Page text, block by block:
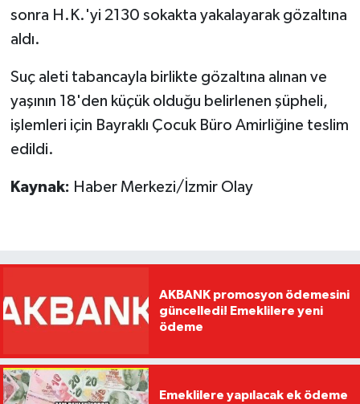
sonra H.K.'yi 2130 sokakta yakalayarak gözaltına
aldı.
Suç aleti tabancayla birlikte gözaltına alınan ve
yaşının 18'den küçük olduğu belirlenen şüpheli,
işlemleri için Bayraklı Çocuk Büro Amirliğine teslim
edildi.
Kaynak: Haber Merkezi/İzmir Olay
AKBANK promosyon ödemesini
güncelledi! Emeklilere yeni
ödeme
Emeklilere yapılacak ek ödeme